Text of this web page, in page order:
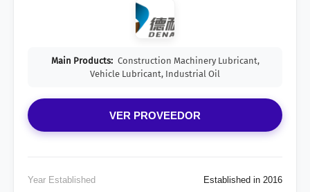
Main Products: Construction Machinery Lubricant,
Vehicle Lubricant, Industrial Oil
VER PROVEEDOR
Year Established
Established in 2016